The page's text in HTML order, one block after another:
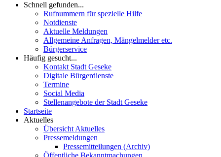
Schnell gefunden...
Rufnummern für spezielle Hilfe
Notdienste
Aktuelle Meldungen
Allgemeine Anfragen, Mängelmelder etc.
Bürgerservice
Häufig gesucht...
Kontakt Stadt Geseke
Digitale Bürgerdienste
Termine
Social Media
Stellenangebote der Stadt Geseke
Startseite
Aktuelles
Übersicht Aktuelles
Pressemeldungen
Pressemitteilungen (Archiv)
Öffentliche Bekanntmachungen